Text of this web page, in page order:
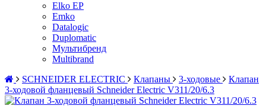
Elko EP
Emko
Datalogic
Duplomatic
Мультибренд
Multibrand
SCHNEIDER ELECTRIC
Клапаны 3-ходовые
Клапан
3-ходовой фланцевый Schneider Electric V311/20/6.3